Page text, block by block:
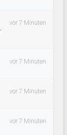
vor 7 Minuten
vor 7 Minuten
vor 7 Minuten
vor 7 Minuten